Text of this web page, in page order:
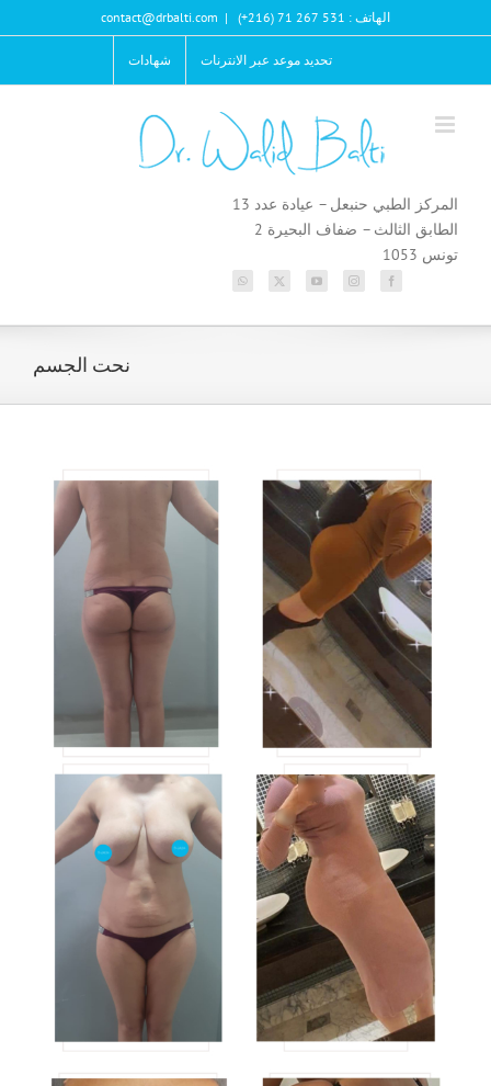
to
الهاتف : 531 267 71 (216+) |
contact@drbalti.com
تحديد موعد عبر الانترنات شهادات
المركز الطبي حنبعل – عيادة عدد 13
الطابق الثالث – ضفاف البحيرة 2
تونس 1053
نحت الجسم